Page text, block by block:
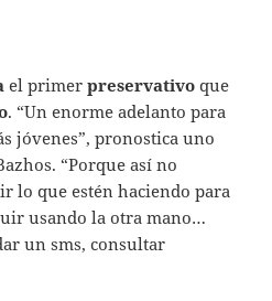
el primerpreservativoque
. “Un enorme adelanto para
jóvenes”, pronostica uno
“Porque así no
lo que estén haciendo para
usando la otra mano…
un sms, consultar